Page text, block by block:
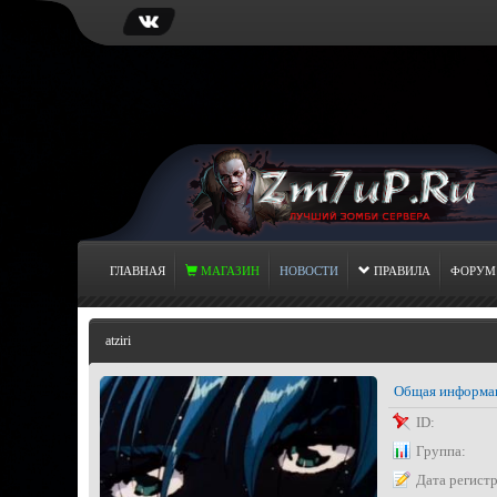
ГЛАВНАЯ МАГАЗИН НОВОСТИ ПРАВИЛА ФОРУМ
atziri
Общая
ID:
Группа:
Дата